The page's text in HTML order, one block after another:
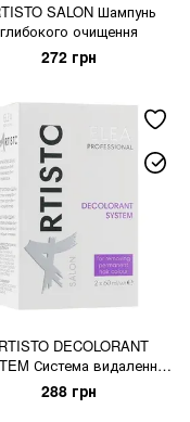
SALON Шампунь
глибокого очищення
272 грн
DECOLORANT
Система видалення
кольору
288 грн